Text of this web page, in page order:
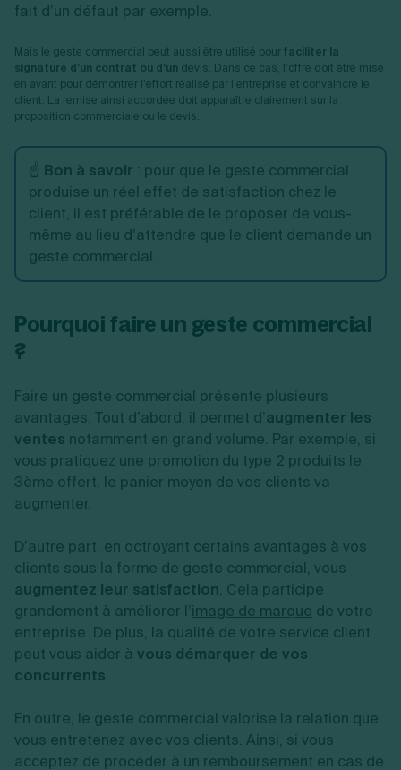
fait d’un défaut par exemple.
Mais le geste commercial peut aussi être utilisé pourfaciliter la
signature d’un contrat ou d’un devis. Dans ce cas, l’offre doit être mise
en avant pour démontrer l’effort réalisé par l’entreprise et convaincre le
client. La remise ainsi accordée doit apparaître clairement sur la
proposition commerciale ou le devis.
☝️ Bon à savoir : pour que le geste commercial
produise un réel effet de satisfaction chez le
client, il est préférable de le proposer de vous-
même au lieu d’attendre que le client demande un
geste commercial.
Pourquoi faire un geste commercial
?
Faire un geste commercial présente plusieurs
avantages. Tout d’abord, il permet d’augmenter les
ventes notamment en grand volume. Par exemple, si
vous pratiquez une promotion du type 2 produits le
3ème offert, le panier moyen de vos clients va
augmenter.
D’autre part, en octroyant certains avantages à vos
clients sous la forme de geste commercial, vous
augmentez leur satisfaction. Cela participe
grandement à améliorer l’image de marque de votre
entreprise. De plus, la qualité de votre service client
peut vous aider à vous démarquer de vos
concurrents.
En outre, le geste commercial valorise la relation que
vous entretenez avec vos clients. Ainsi, si vous
acceptez de procéder à un remboursement en cas de